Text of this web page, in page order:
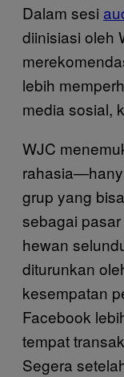
Dalam sesi
diinisiasi oleh
lebih
media sosial,
WJC
grup yang
sebagai
hewan
diturunkan
kesempatan
Facebook
tempat
Segera